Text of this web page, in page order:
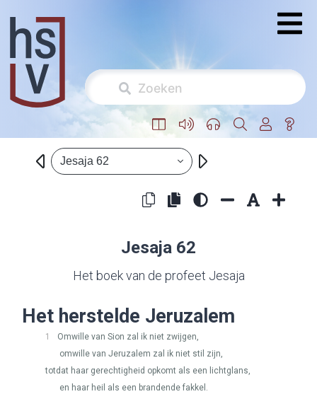
Jesaja 62
Jesaja 62
Het boek van de profeet Jesaja
Het herstelde Jeruzalem
1
Omwille van Sion zal ik niet zwijgen,
omwille van Jeruzalem zal ik niet stil zijn,
totdat haar gerechtigheid opkomt als een lichtglans,
en haar heil als een brandende fakkel.